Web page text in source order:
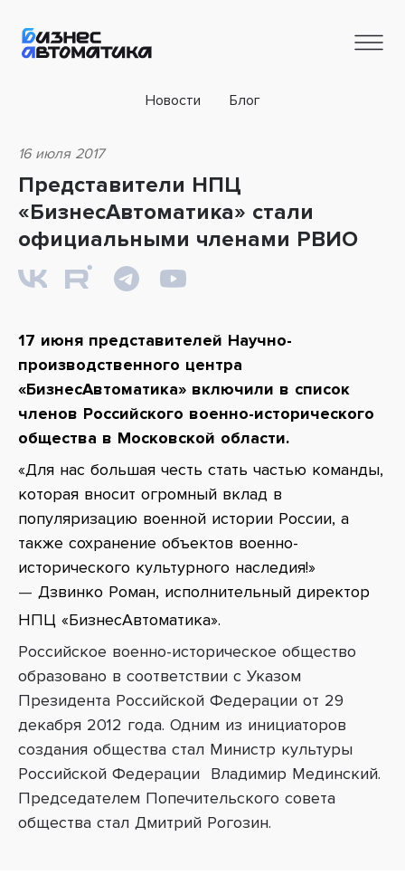
Новости Блог
16 июля 2017
Представители НПЦ
«БизнесАвтоматика» стали
официальными членами РВИО
17 июня представителей Научно-
производственного центра
«БизнесАвтоматика» включили в список
членов Российского военно-исторического
общества в Московской области.
«Для нас большая честь стать частью команды,
которая вносит огромный вклад в
популяризацию военной истории России, а
также сохранение объектов военно-
исторического культурного наследия!»
— Дзвинко Роман, исполнительный директор
НПЦ «БизнесАвтоматика».
Российское военно-историческое общество
образовано в соответствии с Указом
Президента Российской Федерации от 29
декабря 2012 года. Одним из инициаторов
создания общества стал Министр культуры
Российской Федерации Владимир Мединский.
Председателем Попечительского совета
общества стал Дмитрий Рогозин.